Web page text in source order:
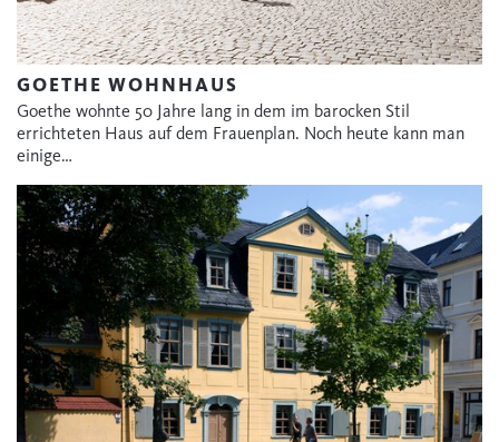
GOETHE WOHNHAUS
Goethe wohnte 50 Jahre lang in dem im barocken Stil
errichteten Haus auf dem Frauenplan. Noch heute kann man
einige…